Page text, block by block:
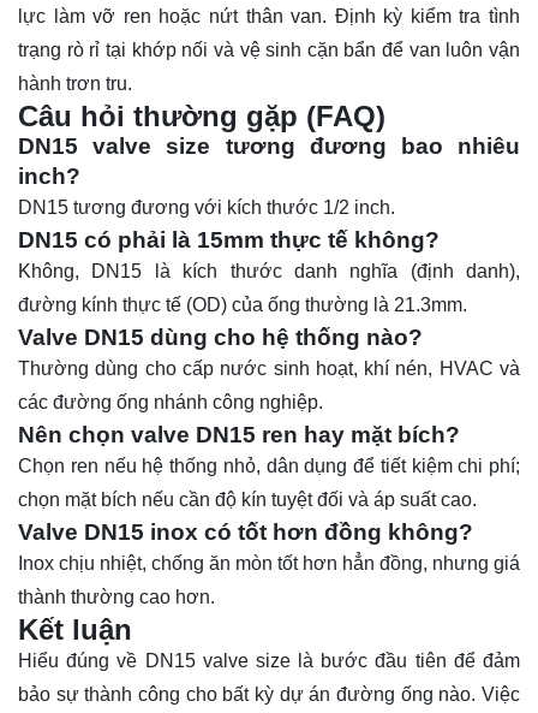
lực làm vỡ ren hoặc nứt thân van. Định kỳ kiểm tra tình
trạng rò rỉ tại khớp nối và vệ sinh cặn bẩn để van luôn vận
hành trơn tru.
Câu hỏi thường gặp (FAQ)
DN15 valve size tương đương bao nhiêu
inch?
DN15 tương đương với kích thước 1/2 inch.
DN15 có phải là 15mm thực tế không?
Không, DN15 là kích thước danh nghĩa (định danh),
đường kính thực tế (OD) của ống thường là 21.3mm.
Valve DN15 dùng cho hệ thống nào?
Thường dùng cho cấp nước sinh hoạt, khí nén, HVAC và
các đường ống nhánh công nghiệp.
Nên chọn valve DN15 ren hay mặt bích?
Chọn ren nếu hệ thống nhỏ, dân dụng để tiết kiệm chi phí;
chọn mặt bích nếu cần độ kín tuyệt đối và áp suất cao.
Valve DN15 inox có tốt hơn đồng không?
Inox chịu nhiệt, chống ăn mòn tốt hơn hẳn đồng, nhưng giá
thành thường cao hơn.
Kết luận
Hiểu đúng về DN15 valve size là bước đầu tiên để đảm
bảo sự thành công cho bất kỳ dự án đường ống nào. Việc